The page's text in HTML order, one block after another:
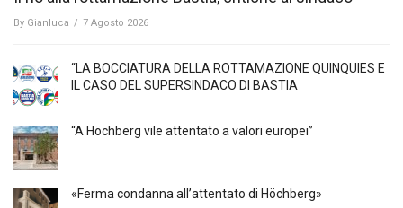
By Gianluca / 7 Agosto 2026
“LA BOCCIATURA DELLA ROTTAMAZIONE QUINQUIES E
IL CASO DEL SUPERSINDACO DI BASTIA
“A Höchberg vile attentato a valori europei”
«Ferma condanna all’attentato di Höchberg»